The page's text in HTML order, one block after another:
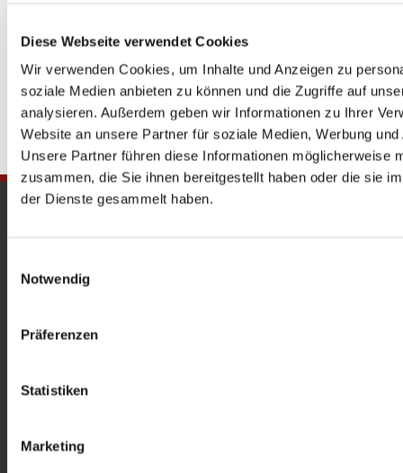
Diese Webseite verwendet Cookies
Wir verwenden Cookies, um Inhalte und Anzeigen zu
soziale Medien anbieten zu können und die Zugriffe auf
analysieren. Außerdem geben wir Informationen zu Ihrer
Website an unsere Partner für soziale Medien, Werbung
Unsere Partner führen diese Informationen möglicherweise
zusammen, die Sie ihnen bereitgestellt haben oder die sie
der Dienste gesammelt haben.
Notwendig
Präferenzen
Statistiken
Marketing
Gedenkkirche
Heckerdamm 230, 13627 Berlin |
Offene Kirche: Täglich 08-18 Uhr